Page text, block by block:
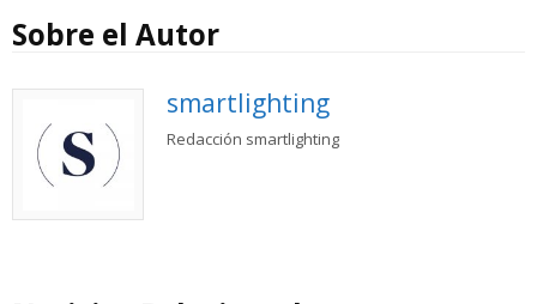
Sobre el Autor
smartlighting
Redacción smartlighting